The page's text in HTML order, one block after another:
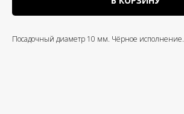
Посадочный диаметр 10 мм. Чёрное исполнение.